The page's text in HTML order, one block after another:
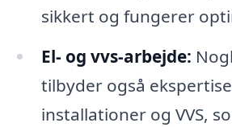
sikkert og fungerer
El- og vvs-arbejde:
tilbyder også
installationer og VVS,